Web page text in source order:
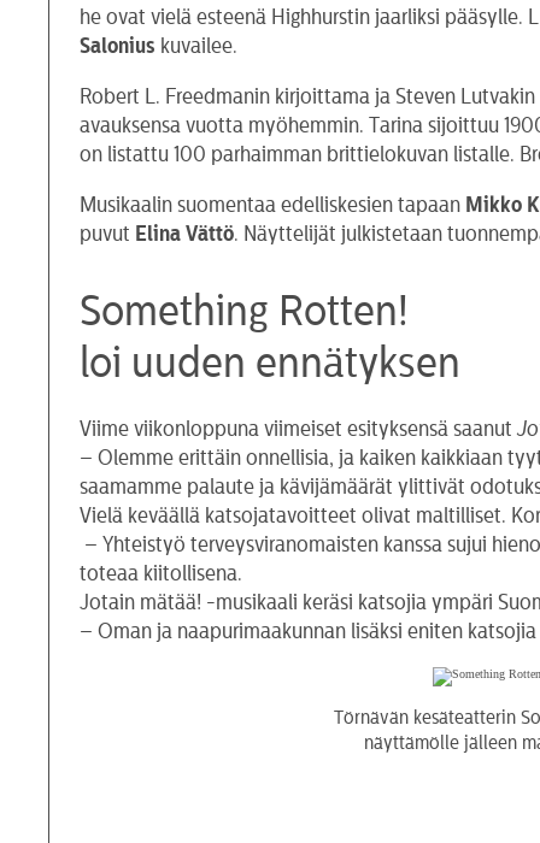
he ovat vielä esteenä Highhurstin jaarliksi
Salonius kuvailee.
Robert L. Freedmanin kirjoittama ja Steven
avauksensa vuotta myöhemmin. Tarina sijoittuu
on listattu 100 parhaimman brittielokuvan listalle.
Musikaalin suomentaa edelliskesien tapaan Mikko
puvut Elina Vättö. Näyttelijät julkistetaan
Something Rotten!
loi uuden ennätyksen
Viime viikonloppuna viimeiset esityksensä saanut
– Olemme erittäin onnellisia, ja kaiken kaikkiaan
saamamme palaute ja kävijämäärät ylittivät
Vielä keväällä katsojatavoitteet olivat maltilliset.
– Yhteistyö terveysviranomaisten kanssa sujui
toteaa kiitollisena.
Jotain mätää! -musikaali keräsi katsojia ympäri
– Oman ja naapurimaakunnan lisäksi eniten
Törnävän kesäteatterin
näyttämölle jälleen